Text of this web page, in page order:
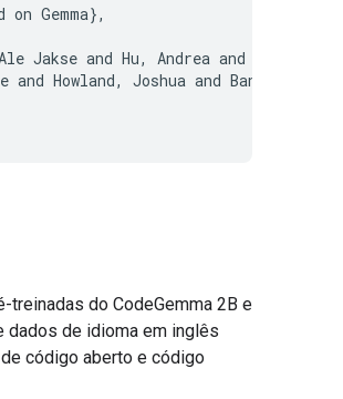
on Gemma},
Jakse and Hu, Andrea and
and Howland, Joshua and Bansal,
treinadas do CodeGemma 2B e
dados de idioma em inglês
código aberto e código